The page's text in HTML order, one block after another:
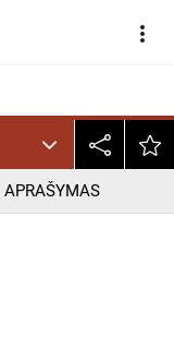
more_vert
APRAŠYMAS